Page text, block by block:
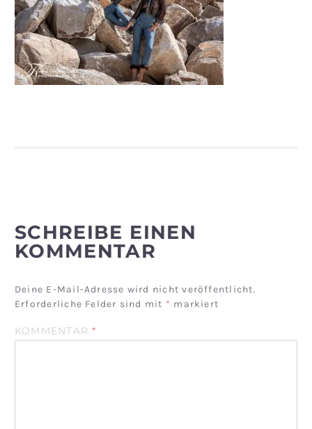
SCHREIBE EINEN
KOMMENTAR
Deine E-Mail-Adresse wird nicht veröffentlicht.
Erforderliche Felder sind mit * markiert
KOMMENTAR*